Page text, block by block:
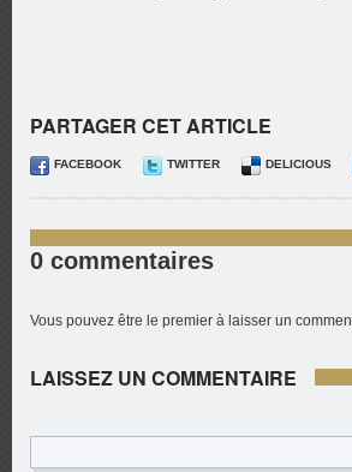
PARTAGER CET ARTICLE
FACEBOOK TWITTER DELICIOUS
0 commentaires
Vous pouvez être le premier à laisser un
LAISSEZ UN COMMENTAIRE